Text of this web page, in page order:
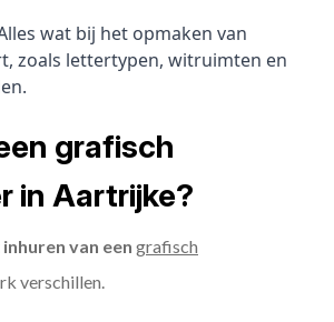
wat bij het opmaken van
zoals lettertypen, witruimten en
grafisch
in Aartrijke?
inhuren van een grafisch
verschillen.